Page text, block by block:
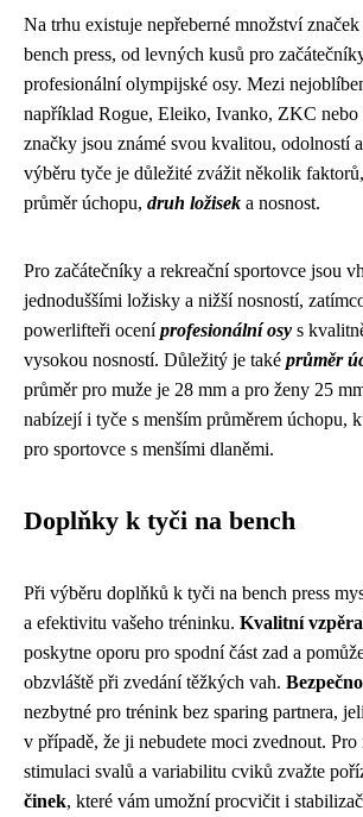
Na trhu existuje nepřeberné množství
bench press, od levných kusů pro
profesionální olympijské osy. Mezi
například Rogue, Eleiko, Ivanko, ZKC nebo
značky jsou známé svou kvalitou, odolností
výběru tyče je důležité zvážit několik
průměr úchopu, druh ložisek a nosnost.
Pro začátečníky a rekreační sportovce jsou
jednoduššími ložisky a nižší nosností,
powerlifteři oceníprofesionální osy s
vysokou nosností. Důležitý je také průměr
průměr pro muže je 28 mm a pro ženy 25
nabízejí i tyče s menším průměrem úchopu,
pro sportovce s menšími dlaněmi.
Doplňky k tyči na bench
Při výběru doplňků k tyči na bench press
a efektivitu vašeho tréninku. Kvalitní
poskytne oporu pro spodní část zad a
obzvláště při zvedání těžkých vah.
nezbytné pro trénink bez sparing partnera,
v případě, že ji nebudete moci zvednout.
stimulaci svalů a variabilitu cviků zvažte
činek, které vám umožní procvičit i